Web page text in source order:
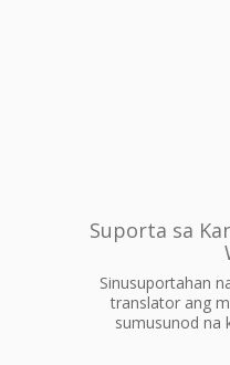
Suporta sa
Sinusuportahan
translator ang
sumusunod na